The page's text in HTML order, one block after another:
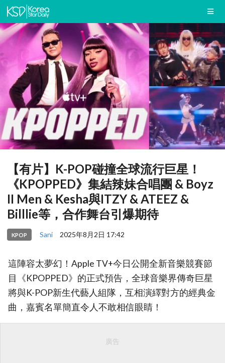
【有片】K-POP碰撞全球流行巨星！
《KPOPPED》集結辣妹合唱團 & Boyz
II Men & Kesha與ITZY & ATEEZ &
Billlie等，合作舞台引爆期待
KPOP Sani 2025年8月2日 17:42
這陣容太夢幻！Apple TV+今日公開全新音樂競賽節
目《KPOPPED》的正式預告，全球音樂界傳奇巨星
將與K-POP新生代藝人組隊，互相演繹對方的經典金
曲，嘉賓名單簡直令人不敢相信眼睛！
廣告